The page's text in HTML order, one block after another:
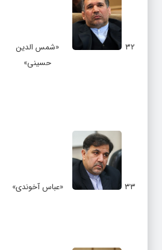
۳۲
«شمس الدین
حسینی»
۳۳ «عباس آخوندی»